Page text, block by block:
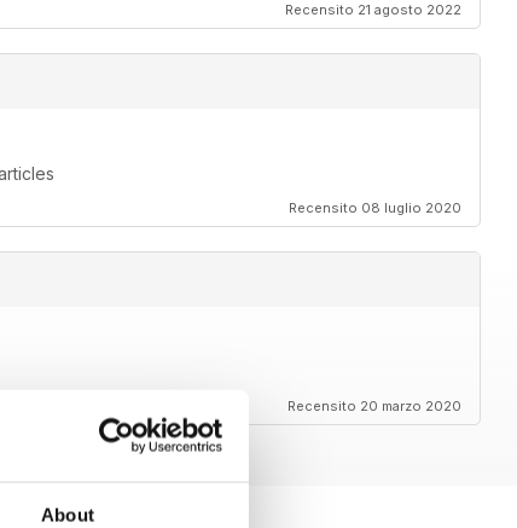
About
Recensito 21 agosto 2022
Recensito 08 luglio 2020
Recensito 20 marzo 2020